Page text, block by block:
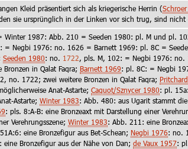
Kleid präsentiert sich als kriegerische Herrin (
sie ursprünglich in der Linken vor sich trug, sind nicht
1987: Abb. 210 = Seeden 1980: pl. M und pl.
= Negbi 1976: no. 1626 = Barnett 1969: pl. 8C =
Seeden 1980: no. 1722, pls. M, 102: = Negbi 1976: no.
in Qalat Faqra;Barnett 1969: pl. 8C: = Negbi
no. 1722; zwei weitere Bronzen in Qalat Faqra;
Anat-Astarte;Caquot/Sznycer 1980: pl.
Astarte;Winter 1983: Abb. 480: aus Ugarit stammt
: pls. 8:A-B: eine Bronzeaxt mit Darstellung einer
Verehrungsszene;Winter 1983: Abb. 211: eine
eine Bronzefigur aus Bet-Schean;Negbi 1976: no.
eine Bronzefigur aus der Nähe von Dan;de Vaux 1957: